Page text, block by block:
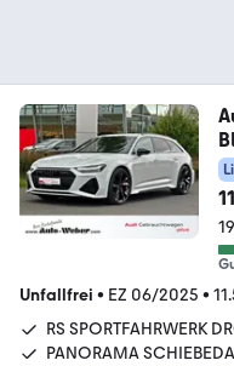
Unfallfrei • EZ 06/2025 •
RS SPORTFAHRWERK
PANORAMA